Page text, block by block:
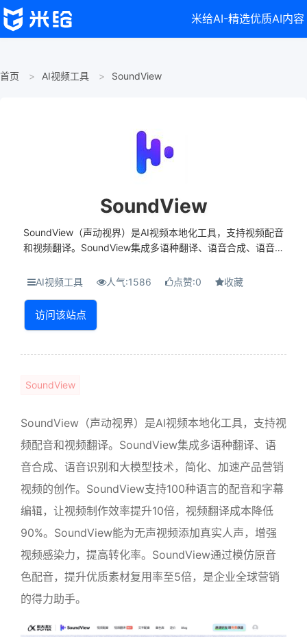
米给AI-精选优质AI内容
首页 AI视频工具 SoundView
SoundView
SoundView（声动视界）是AI视频本地化工具，支持视频配音
和视频翻译。SoundView集成多语种翻译、语音合成、语音识
SoundView支持100种语言的配音和字幕编辑，...
AI视频工具 人气:1586 点赞:0 收藏
访问该站点
SoundView
SoundView（声动视界）是AI视频本地化工具，支持视
频配音和视频翻译。SoundView集成多语种翻译、语
音合成、语音识别和大模型技术，简化、加速产品营销
视频的创作。SoundView支持100种语言的配音和字幕
编辑，让视频制作效率提升10倍，视频翻译成本降低
90%。SoundView能为无声视频添加真实人声，增强
视频感染力，提高转化率。SoundView通过模仿原音
色配音，提升优质素材复用率至5倍，是企业全球营销
的得力助手。